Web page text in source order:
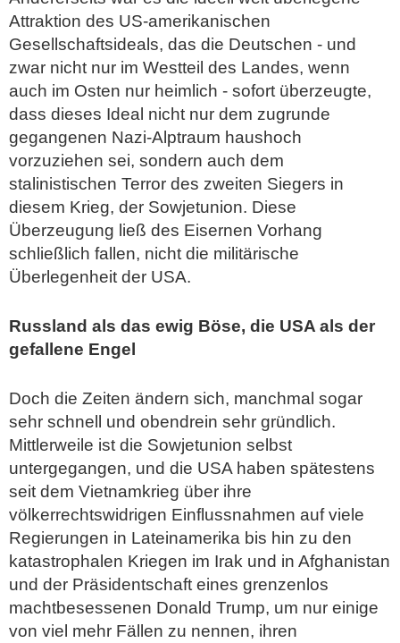
Attraktion des US-amerikanischen
Gesellschaftsideals, das die Deutschen - und
zwar nicht nur im Westteil des Landes, wenn
auch im Osten nur heimlich - sofort überzeugte,
dass dieses Ideal nicht nur dem zugrunde
gegangenen Nazi-Alptraum haushoch
vorzuziehen sei, sondern auch dem
stalinistischen Terror des zweiten Siegers in
diesem Krieg, der Sowjetunion. Diese
Überzeugung ließ des Eisernen Vorhang
schließlich fallen, nicht die militärische
Überlegenheit der USA.
Russland als das ewig Böse, die USA als der
gefallene Engel
Doch die Zeiten ändern sich, manchmal sogar
sehr schnell und obendrein sehr gründlich.
Mittlerweile ist die Sowjetunion selbst
untergegangen, und die USA haben spätestens
seit dem Vietnamkrieg über ihre
völkerrechtswidrigen Einflussnahmen auf viele
Regierungen in Lateinamerika bis hin zu den
katastrophalen Kriegen im Irak und in Afghanistan
und der Präsidentschaft eines grenzenlos
machtbesessenen Donald Trump, um nur einige
von viel mehr Fällen zu nennen, ihren